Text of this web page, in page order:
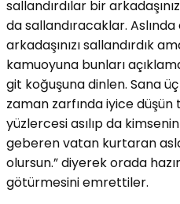
sallandırdılar bir
da sallandıracaklar.
arkadaşınızı sallandırdık
kamuoyuna bunları
git koğuşuna dinlen. Sana
zaman zarfında iyice düşün
yüzlercesi asılıp da
geberen vatan kurtaran
olursun.” diyerek orada
götürmesini emrettiler.